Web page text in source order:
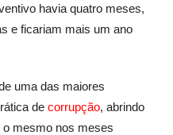
havia quatro meses,
e ficariam mais um ano
uma das maiores
decorrupção, abrindo
mesmo nos meses